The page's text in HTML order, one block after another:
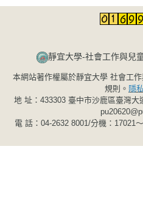
靜宜大學-社會工作與兒
本網站著作權屬於靜宜大學 社會工
規則。 隱
地 址：433303 臺中市沙鹿區臺灣
電 話：04-2632 8001/分機：